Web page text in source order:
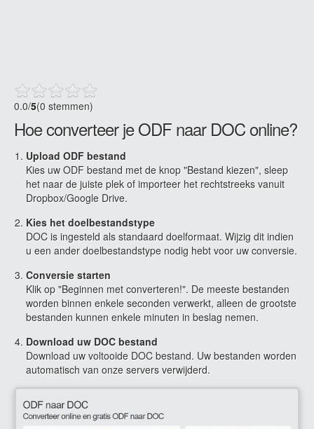
0.0/5(0 stemmen)
Hoe converteer je ODF naar DOC online?
Upload ODF bestand
Kies uw ODF bestand met de knop "Bestand kiezen", sleep
het naar de juiste plek of importeer het rechtstreeks vanuit
Dropbox/Google Drive.
Kies het doelbestandstype
DOC is ingesteld als standaard doelformaat. Wijzig dit indien
u een ander doelbestandstype nodig hebt voor uw conversie.
Conversie starten
Klik op "Beginnen met converteren!". De meeste bestanden
worden binnen enkele seconden verwerkt, alleen de grootste
bestanden kunnen enkele minuten in beslag nemen.
Download uw DOC bestand
Download uw voltooide DOC bestand. Uw bestanden worden
automatisch van onze servers verwijderd.